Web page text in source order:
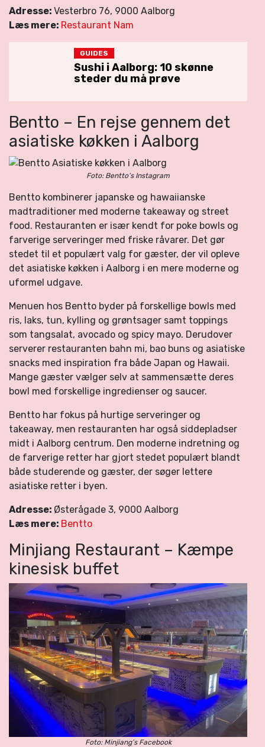
Adresse: Vesterbro 76, 9000 Aalborg
Læs mere: Restaurant Nam
GUIDES
Sushi i Aalborg: 10 skønne
steder du må prøve
Bentto – En rejse gennem det
asiatiske køkken i Aalborg
Foto: Bentto’s Instagram
Bentto kombinerer japanske og hawaiianske
madtraditioner med moderne takeaway og street
food. Restauranten er især kendt for poke bowls og
farverige serveringer med friske råvarer. Det gør
stedet til et populært valg for gæster, der vil opleve
det asiatiske køkken i Aalborg i en mere moderne og
uformel udgave.
Menuen hos Bentto byder på forskellige bowls med
ris, laks, tun, kylling og grøntsager samt toppings
som tangsalat, avocado og spicy mayo. Derudover
serverer restauranten bahn mi, bao buns og asiatiske
snacks med inspiration fra både Japan og Hawaii.
Mange gæster vælger selv at sammensætte deres
bowl med forskellige ingredienser og saucer.
Bentto har fokus på hurtige serveringer og
takeaway, men restauranten har også siddepladser
midt i Aalborg centrum. Den moderne indretning og
de farverige retter har gjort stedet populært blandt
både studerende og gæster, der søger lettere
asiatiske retter i byen.
Adresse: Østerågade 3, 9000 Aalborg
Læs mere: Bentto
Minjiang Restaurant – Kæmpe
kinesisk buffet
Foto: Minjiang’s Facebook